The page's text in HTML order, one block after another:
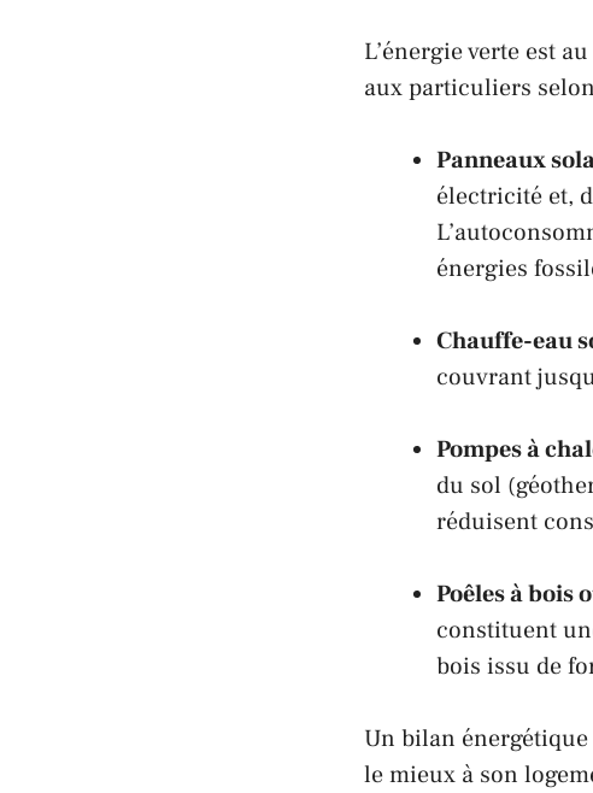
L’énergie verte est
aux particuliers
Panneaux
électricité et,
énergies
Chauffe-eau
couvrant
Pompes à
du sol
réduisent
Poêles à bois
constituent
bois issu de
Un bilan
le mieux à son